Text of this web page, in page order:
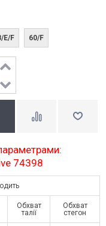
E/F 60/F
74398
Обхват
талії
Обхват
стегон